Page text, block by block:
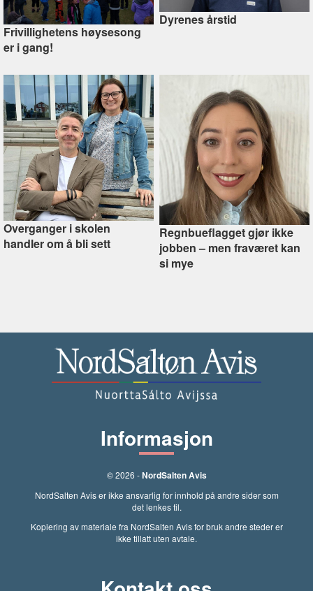
Frivillighetens høysesong
er i gang!
Dyrenes årstid
Overganger i skolen
handler om å bli sett
Regnbueflagget gjør ikke
jobben –⁠ men fraværet kan
si mye
Informasjon
© 2026 -NordSalten Avis
NordSalten Avis er ikke ansvarlig for innhold på andre sider som
det lenkes til.
Kopiering av materiale fra NordSalten Avis for bruk andre steder er
ikke tillatt uten avtale.